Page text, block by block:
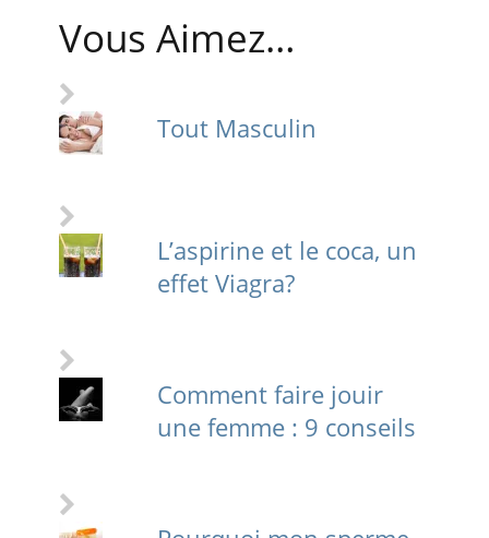
Vous Aimez…
Tout Masculin
L’aspirine et le coca, un
effet Viagra?
Comment faire jouir
une femme : 9 conseils